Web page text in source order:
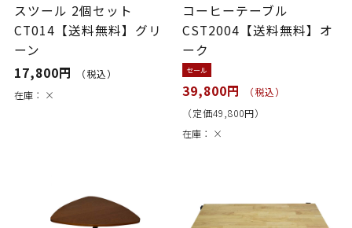
スツール 2個セット
CT014【送料無料】グリ
ーン
17,800円
（税込）
在庫： ×
コーヒーテーブル
CST2004【送料無料】オ
ーク
セール
39,800円
（税込）
（定価49,800円）
在庫： ×